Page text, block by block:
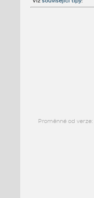
Proměnné od verze: